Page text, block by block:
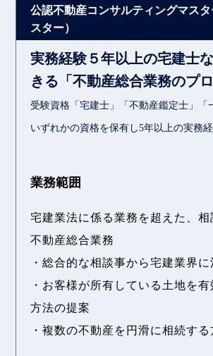
実務経験５年以上の宅建士
きる「不動産総合業務のプロ
受験資格「宅建士」「不動産鑑定士」「
いずれかの資格を保有し5年以上の実務
業務範囲
宅建業法に係る業務を超えた、相
不動産総合業務
・総合的な相談事から宅建業界に
・お客様が所有している土地を
方法の提案
・複数の不動産を円滑に相続す